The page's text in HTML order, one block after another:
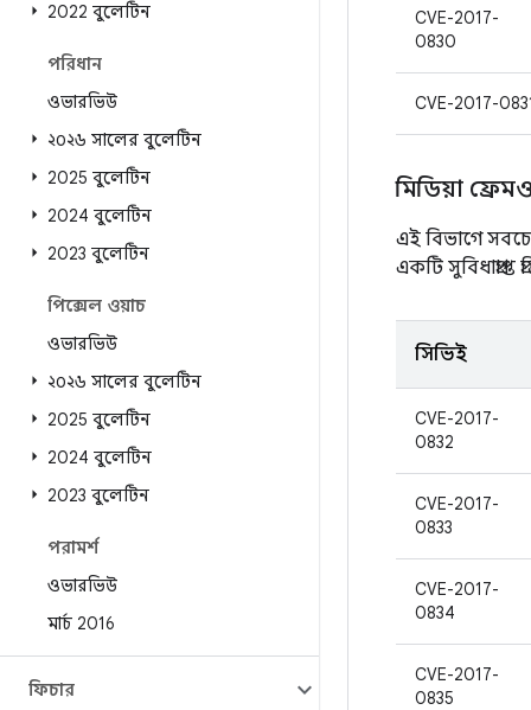
2022 বুলেটিন
পরিধান
ওভারভিউ
২০২৬ সালের বুলেটিন
2025 বুলেটিন
2024 বুলেটিন
2023 বুলেটিন
পিক্সেল ওয়াচ
ওভারভিউ
২০২৬ সালের বুলেটিন
2025 বুলেটিন
2024 বুলেটিন
2023 বুলেটিন
পরামর্শ
ওভারভিউ
মার্চ 2016
ফিচার
CVE-2017-
0830
CVE-2017-
মিডিয়া
এই বিভাগে
একটি
সিভিই
CVE-2017-
0832
CVE-2017-
0833
CVE-2017-
0834
CVE-2017-
0835